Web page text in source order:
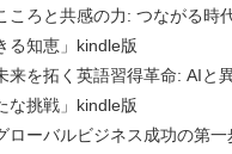
ころと共感の力: つながる時
る知恵」kindle版
来を拓く英語習得革命: AIと
な挑戦」kindle版
ローバルビジネス成功の第